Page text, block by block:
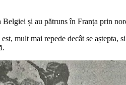
și au pătruns în Franța prin
mult mai repede decât se